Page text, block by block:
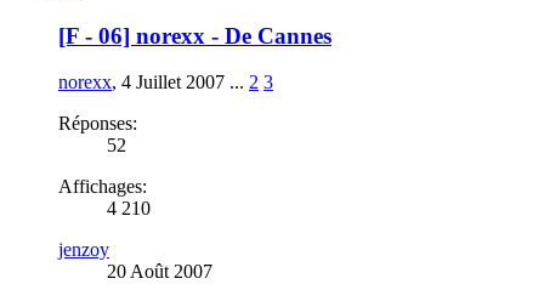
[F - 06] norexx - De Cannes
norexx, 4 Juillet 2007 ... 2 3
Réponses:
52
Affichages:
4 210
jenzoy
20 Août 2007